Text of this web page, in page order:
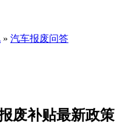
» 汽车报废问答
废补贴最新政策